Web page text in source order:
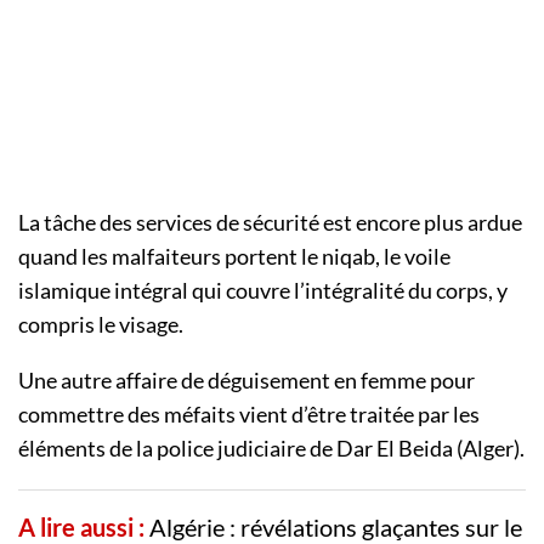
La tâche des services de sécurité est encore plus ardue
quand les malfaiteurs portent le niqab, le voile
islamique intégral qui couvre l’intégralité du corps, y
compris le visage.
Une autre affaire de déguisement en femme pour
commettre des méfaits vient d’être traitée par les
éléments de la police judiciaire de Dar El Beida (Alger).
A lire aussi :Algérie : révélations glaçantes sur le